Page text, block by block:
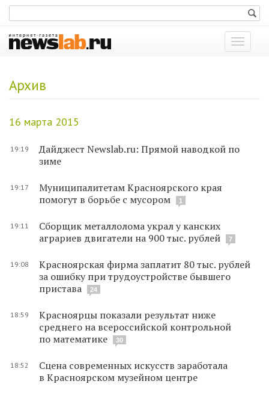
Показать
меню
Архив
16 марта 2015
19:19
Дайджест Newslab.ru: Прямой наводкой по
зиме
19:17
Муниципалитетам Красноярского края
помогут в борьбе с мусором
1
19:11
Сборщик металлолома украл у канских
аграриев двигатели на 900 тыс. рублей
7
19:08
Красноярская фирма заплатит 80 тыс. рублей
за ошибку при трудоустройстве бывшего
пристава
24
18:59
Красноярцы показали результат ниже
среднего на всероссийской контрольной
по математике
30
18:52
Сцена современных искусств заработала
в Красноярском музейном центре